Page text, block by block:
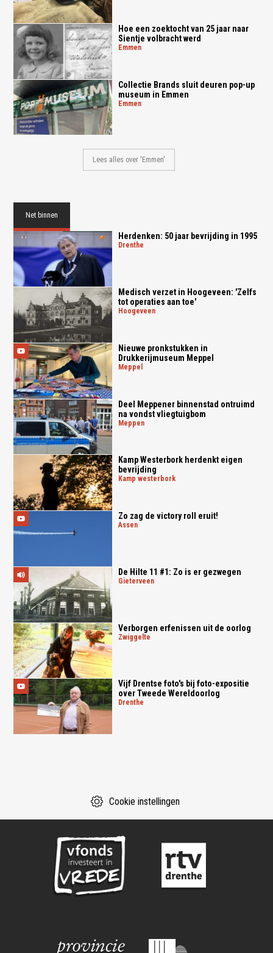
Hoe een zoektocht van 25 jaar naar
Sientje volbracht werd
emmen
Collectie Brands sluit deuren pop-up
museum in Emmen
emmen
Lees alles over 'Emmen'
Net binnen
Herdenken: 50 jaar bevrijding in 1995
drenthe
Medisch verzet in Hoogeveen: 'Zelfs
tot operaties aan toe'
hoogeveen
Nieuwe pronkstukken in
Drukkerijmuseum Meppel
meppel
Deel Meppener binnenstad ontruimd
na vondst vliegtuigbom
meppen
Kamp Westerbork herdenkt eigen
bevrijding
kamp westerbork
Zo zag de victory roll eruit!
assen
De Hilte 11 #1: Zo is er gezwegen
gieterveen
Verborgen erfenissen uit de oorlog
zwiggelte
Vijf Drentse foto's bij foto-expositie
over Tweede Wereldoorlog
drenthe
Cookie instellingen